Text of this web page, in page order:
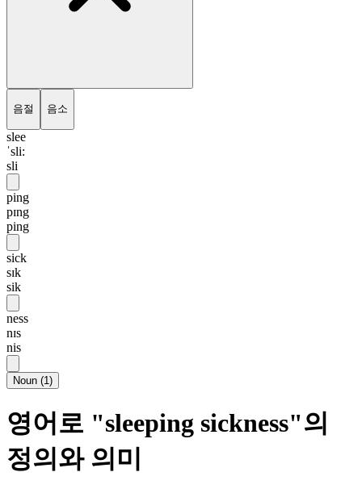
음절 음소
slee
ˈsli:
sli
ping
pɪng
ping
sick
sɪk
sik
ness
nɪs
nis
Noun (1)
영어로 "sleeping sickness"의
정의와 의미